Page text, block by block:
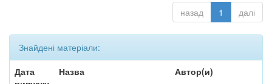
назад 1 далі
Знайдені матеріали:
Дата
Назва Автор(и)